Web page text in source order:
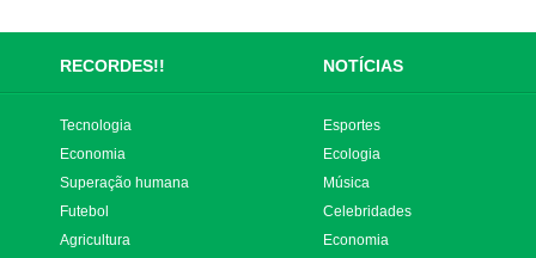
RECORDES!! NOTÍCIAS
Tecnologia
Economia
Superação humana
Futebol
Agricultura
Esportes
Ecologia
Música
Celebridades
Economia